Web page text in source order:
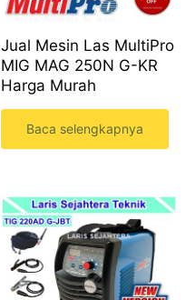
Jual Mesin Las MultiPro
MIG MAG 250N G-KR
Harga Murah
Baca selengkapnya